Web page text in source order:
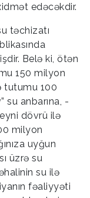
edəcəkdir.
təchizatı
Belə ki, ötən
150 milyon
tutumu 100
anbarına, -
dövrü ilə
milyon
uyğun
üzrə su
su ilə
fəaliyyəti